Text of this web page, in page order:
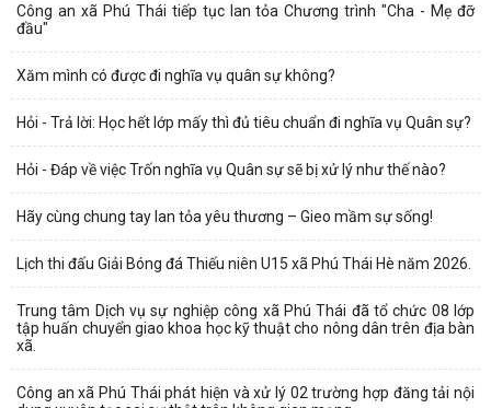
Công an xã Phú Thái tiếp tục lan tỏa Chương trình "Cha - Mẹ đỡ
đầu"
Xăm mình có được đi nghĩa vụ quân sự không?
Hỏi - Trả lời: Học hết lớp mấy thì đủ tiêu chuẩn đi nghĩa vụ Quân sự?
Hỏi - Đáp về việc Trốn nghĩa vụ Quân sự sẽ bị xử lý như thế nào?
Hãy cùng chung tay lan tỏa yêu thương – Gieo mầm sự sống!
Lịch thi đấu Giải Bóng đá Thiếu niên U15 xã Phú Thái Hè năm 2026.
Trung tâm Dịch vụ sự nghiệp công xã Phú Thái đã tổ chức 08 lớp
tập huấn chuyển giao khoa học kỹ thuật cho nông dân trên địa bàn
xã.
Công an xã Phú Thái phát hiện và xử lý 02 trường hợp đăng tải nội